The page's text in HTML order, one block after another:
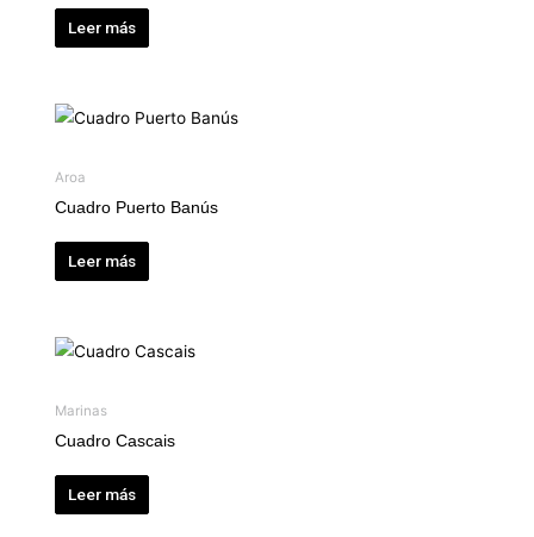
Leer más
Aroa
Cuadro Puerto Banús
Leer más
Marinas
Cuadro Cascais
Leer más